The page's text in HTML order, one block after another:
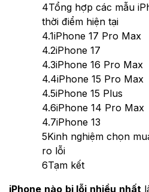
4Tổng hợp các mẫu
thời điểm hiện tại
4.1iPhone 17 Pro Max
4.2iPhone 17
4.3iPhone 16 Pro Max
4.4iPhone 15 Pro Max
4.5iPhone 15 Plus
4.6iPhone 14 Pro Max
4.7iPhone 13
5Kinh nghiệm chọn
ro lỗi
6Tạm kết
iPhone nào bị lỗi nhiều nhất